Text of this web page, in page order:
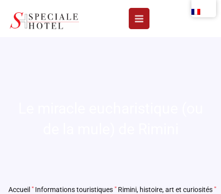
Accueil " Informations touristiques " Rimini, histoire, art et curiosités "